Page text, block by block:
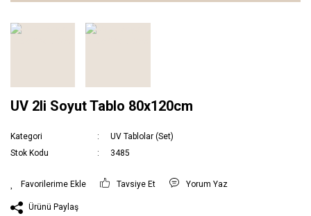
UV 2li Soyut Tablo 80x120cm
Kategori
UV Tablolar (Set)
Stok Kodu
3485
Tavsiye Et Yorum Yaz
Ürünü Paylaş